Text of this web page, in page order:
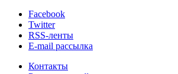
Facebook
Twitter
RSS-ленты
E-mail рассылка
Контакты